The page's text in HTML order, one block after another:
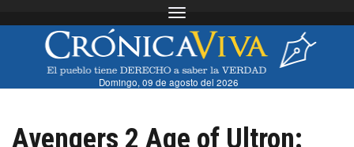
Toggle navigation
Domingo, 09 de agosto del 2026
Avengers 2 Age of Ultron: